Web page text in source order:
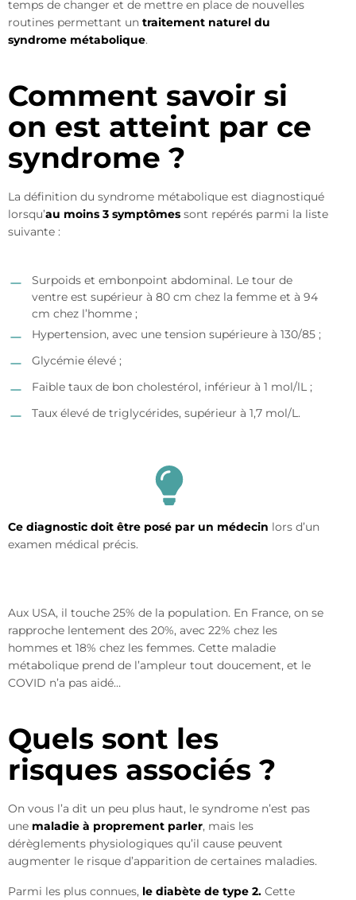
temps de changer et de mettre en place de nouvelles
routines permettant un traitement naturel du
syndrome métabolique.
Comment savoir si
on est atteint par ce
syndrome ?
La définition du syndrome métabolique est diagnostiqué
lorsqu’au moins 3 symptômes sont repérés parmi la liste
suivante :
Surpoids et embonpoint abdominal. Le tour de
ventre est supérieur à 80 cm chez la femme et à 94
cm chez l’homme ;
Hypertension, avec une tension supérieure à 130/85 ;
Glycémie élevé ;
Faible taux de bon cholestérol, inférieur à 1 mol/lL ;
Taux élevé de triglycérides, supérieur à 1,7 mol/L.
Ce diagnostic doit être posé par un médecin lors d’un
examen médical précis.
Aux USA, il touche 25% de la population. En France, on se
rapproche lentement des 20%, avec 22% chez les
hommes et 18% chez les femmes. Cette maladie
métabolique prend de l’ampleur tout doucement, et le
COVID n’a pas aidé…
Quels sont les
risques associés ?
On vous l’a dit un peu plus haut, le syndrome n’est pas
une maladie à proprement parler, mais les
dérèglements physiologiques qu’il cause peuvent
augmenter le risque d’apparition de certaines maladies.
Parmi les plus connues, le diabète de type 2. Cette